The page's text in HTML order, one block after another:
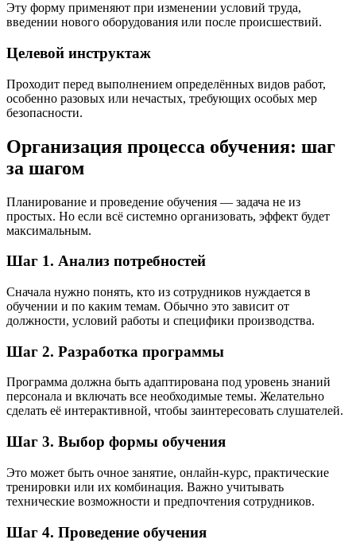
Эту форму применяют при изменении условий труда,
введении нового оборудования или после происшествий.
Целевой инструктаж
Проходит перед выполнением определённых видов работ,
особенно разовых или нечастых, требующих особых мер
безопасности.
Организация процесса обучения: шаг
за шагом
Планирование и проведение обучения — задача не из
простых. Но если всё системно организовать, эффект будет
максимальным.
Шаг 1. Анализ потребностей
Сначала нужно понять, кто из сотрудников нуждается в
обучении и по каким темам. Обычно это зависит от
должности, условий работы и специфики производства.
Шаг 2. Разработка программы
Программа должна быть адаптирована под уровень знаний
персонала и включать все необходимые темы. Желательно
сделать её интерактивной, чтобы заинтересовать слушателей.
Шаг 3. Выбор формы обучения
Это может быть очное занятие, онлайн-курс, практические
тренировки или их комбинация. Важно учитывать
технические возможности и предпочтения сотрудников.
Шаг 4. Проведение обучения